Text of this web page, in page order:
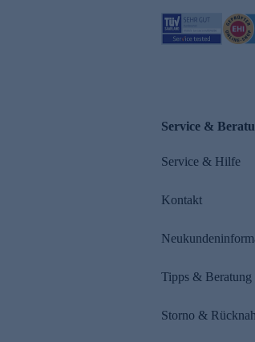
Service &
Service & Hilfe
Kontakt
Tipps & Beratung
Storno &